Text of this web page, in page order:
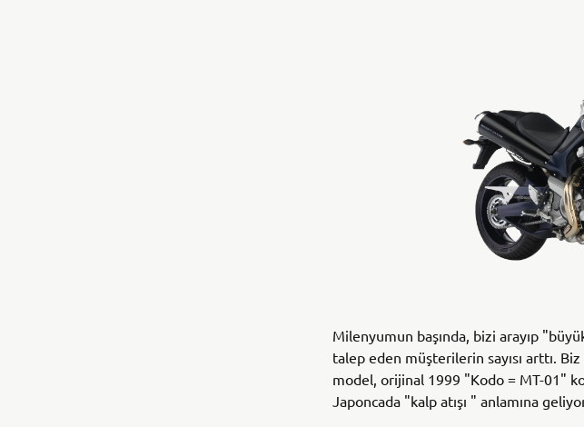
Milenyumun başında, bizi arayıp
talep eden müşterilerin sayısı arttı.
model, orijinal 1999 "Kodo = MT-01"
Japoncada "kalp atışı " anlamına